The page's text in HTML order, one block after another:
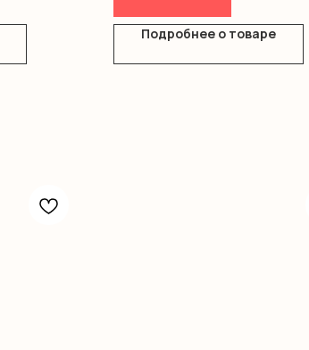
Подробнее о товаре